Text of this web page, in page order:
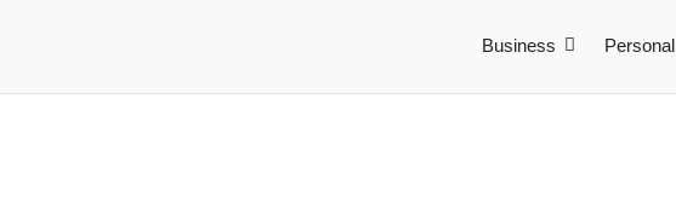
Business Personal